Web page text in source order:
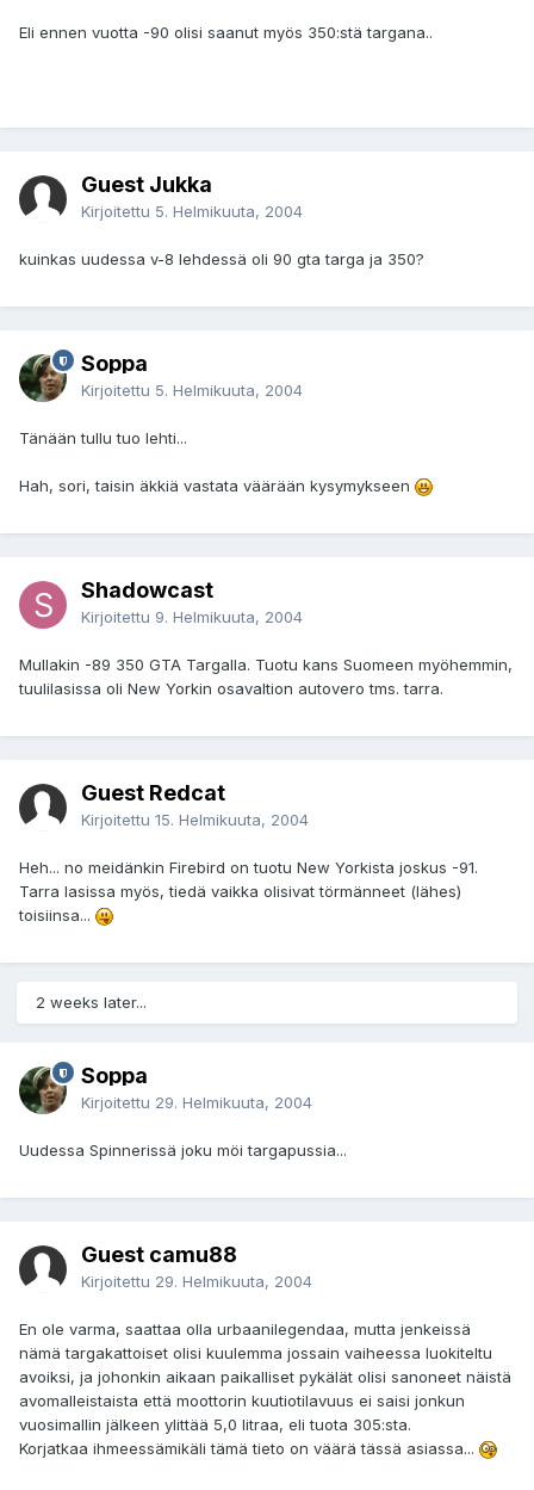
Eli ennen vuotta -90 olisi saanut myös 350:stä targana..
Guest Jukka
Kirjoitettu 5. Helmikuuta, 2004
kuinkas uudessa v-8 lehdessä oli 90 gta targa ja 350?
Soppa
Kirjoitettu 5. Helmikuuta, 2004
Tänään tullu tuo lehti...
Hah, sori, taisin äkkiä vastata väärään kysymykseen
Shadowcast
Kirjoitettu 9. Helmikuuta, 2004
Mullakin -89 350 GTA Targalla. Tuotu kans Suomeen myöhemmin,
tuulilasissa oli New Yorkin osavaltion autovero tms. tarra.
Guest Redcat
Kirjoitettu 15. Helmikuuta, 2004
Heh... no meidänkin Firebird on tuotu New Yorkista joskus -91.
Tarra lasissa myös, tiedä vaikka olisivat törmänneet (lähes)
toisiinsa...
2 weeks later...
Soppa
Kirjoitettu 29. Helmikuuta, 2004
Uudessa Spinnerissä joku möi targapussia...
Guest camu88
Kirjoitettu 29. Helmikuuta, 2004
En ole varma, saattaa olla urbaanilegendaa, mutta jenkeissä
nämä targakattoiset olisi kuulemma jossain vaiheessa luokiteltu
avoiksi, ja johonkin aikaan paikalliset pykälät olisi sanoneet näistä
avomalleistaista että moottorin kuutiotilavuus ei saisi jonkun
vuosimallin jälkeen ylittää 5,0 litraa, eli tuota 305:sta.
Korjatkaa ihmeessämikäli tämä tieto on väärä tässä asiassa...